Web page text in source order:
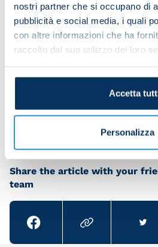
nostri partner che si occupano di
pubblicità e social media, i quali
con altre informazioni che ha
raccolto dal suo utilizzo dei loro
Accetta
Personalizza
programme in the gym and
Mario Rui, Kim Minjae, Leo
from international duty.
Share the article with your
team